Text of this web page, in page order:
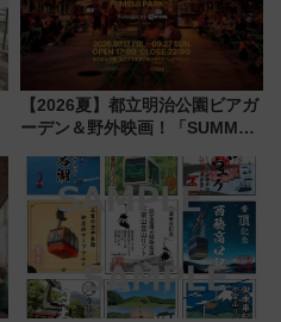
【2026夏】都立明治公園ビアガ
ーデン＆野外映画！「SUMMER
ケジュール 夜風とビール、映画
を満喫！